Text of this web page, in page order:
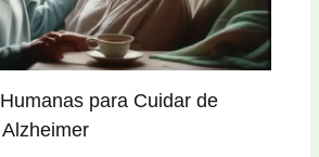
para Cuidar de